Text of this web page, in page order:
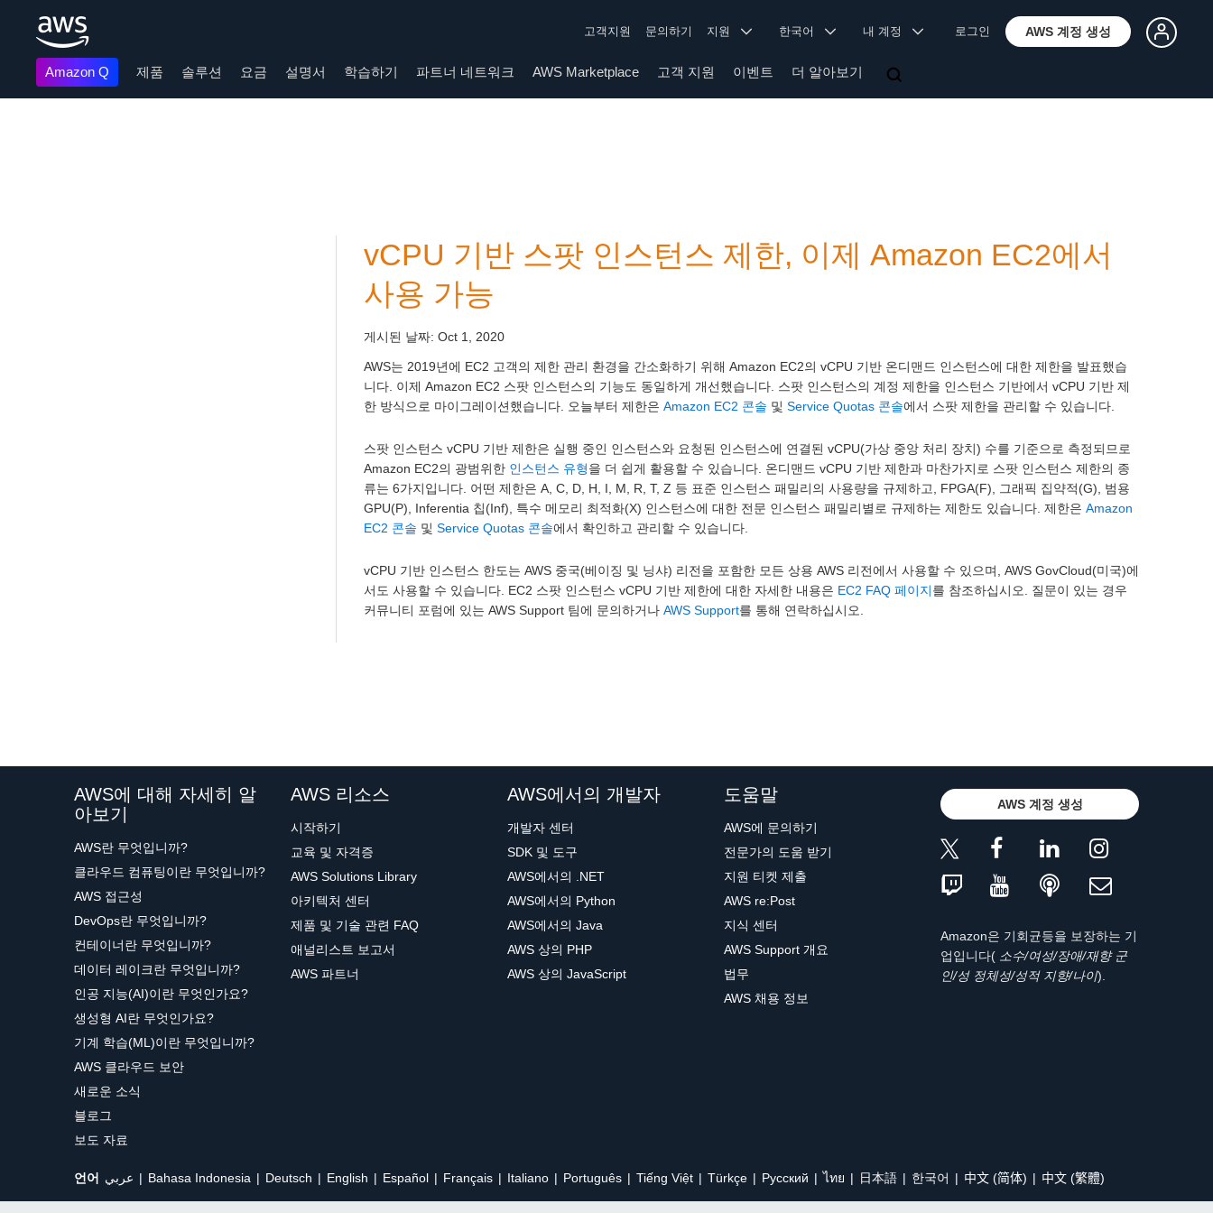
고객지원 문의하기 지원 한국어 내 계정 로그인 AWS 계정 생성
Amazon Q 제품 솔루션 요금 설명서 학습하기 파트너 네트워크 AWS Marketplace 고객 지원 이벤트 더 알아보기
vCPU 기반 스팟 인스턴스 제한, 이제 Amazon EC2에서
사용 가능
게시된 날짜: Oct 1, 2020
AWS는 2019년에 EC2 고객의 제한 관리 환경을 간소화하기 위해 Amazon EC2의 vCPU 기반 온디맨드 인스턴스에 대한 제한을 발표했습
니다. 이제 Amazon EC2 스팟 인스턴스의 기능도 동일하게 개선했습니다. 스팟 인스턴스의 계정 제한을 인스턴스 기반에서 vCPU 기반 제
한 방식으로 마이그레이션했습니다. 오늘부터 제한은 Amazon EC2 콘솔 및 Service Quotas 콘솔에서 스팟 제한을 관리할 수 있습니다.
스팟 인스턴스 vCPU 기반 제한은 실행 중인 인스턴스와 요청된 인스턴스에 연결된 vCPU(가상 중앙 처리 장치) 수를 기준으로 측정되므로
Amazon EC2의 광범위한 인스턴스 유형을 더 쉽게 활용할 수 있습니다. 온디맨드 vCPU 기반 제한과 마찬가지로 스팟 인스턴스 제한의 종
류는 6가지입니다. 어떤 제한은 A, C, D, H, I, M, R, T, Z 등 표준 인스턴스 패밀리의 사용량을 규제하고, FPGA(F), 그래픽 집약적(G), 범용
GPU(P), Inferentia 칩(Inf), 특수 메모리 최적화(X) 인스턴스에 대한 전문 인스턴스 패밀리별로 규제하는 제한도 있습니다. 제한은 Amazon
EC2 콘솔 및 Service Quotas 콘솔에서 확인하고 관리할 수 있습니다.
vCPU 기반 인스턴스 한도는 AWS 중국(베이징 및 닝샤) 리전을 포함한 모든 상용 AWS 리전에서 사용할 수 있으며, AWS GovCloud(미국)에
서도 사용할 수 있습니다. EC2 스팟 인스턴스 vCPU 기반 제한에 대한 자세한 내용은 EC2 FAQ 페이지를 참조하십시오. 질문이 있는 경우
커뮤니티 포럼에 있는 AWS Support 팀에 문의하거나 AWS Support를 통해 연락하십시오.
AWS에 대해 자세히 알
아보기
AWS란 무엇입니까?
클라우드 컴퓨팅이란 무엇입니까?
AWS 접근성
DevOps란 무엇입니까?
컨테이너란 무엇입니까?
데이터 레이크란 무엇입니까?
인공 지능(AI)이란 무엇인가요?
생성형 AI란 무엇인가요?
기계 학습(ML)이란 무엇입니까?
AWS 클라우드 보안
새로운 소식
블로그
보도 자료
AWS 리소스
시작하기
교육 및 자격증
AWS Solutions Library
아키텍처 센터
제품 및 기술 관련 FAQ
애널리스트 보고서
AWS 파트너
AWS에서의 개발자
개발자 센터
SDK 및 도구
AWS에서의 .NET
AWS에서의 Python
AWS에서의 Java
AWS 상의 PHP
AWS 상의 JavaScript
도움말
AWS에 문의하기
전문가의 도움 받기
지원 티켓 제출
AWS re:Post
지식 센터
AWS Support 개요
법무
AWS 채용 정보
AWS 계정 생성
Amazon은 기회균등을 보장하는 기
업입니다( 소수/여성/장애/재향 군
인/성 정체성/성적 지향/나이).
언어 عربي Bahasa Indonesia Deutsch English Español Français Italiano Português Tiếng Việt Türkçe Ρусский ไทย 日本語 한국어 中文 (简体) 中文 (繁體)